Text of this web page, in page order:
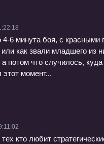
6 минута боя, с красными
как звали младшего из
потом что случилось,
этот момент...
кто любит